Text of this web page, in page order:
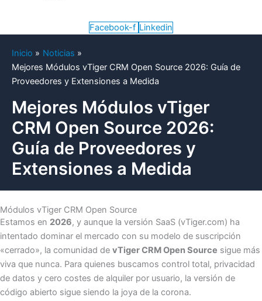
Facebook-f Linkedin
Inicio
Noticias
Mejores Módulos vTiger CRM Open Source 2026: Guía de
Proveedores y Extensiones a Medida
Mejores Módulos vTiger
CRM Open Source 2026:
Guía de Proveedores y
Extensiones a Medida
Módulos vTiger CRM Open Source
Estamos en 2026, y aunque la versión SaaS (vTiger.com) ha
intentado dominar el mercado con su modelo de suscripción
«cerrado», la comunidad de vTiger CRM Open Source sigue más
viva que nunca. Para quienes buscamos control total, privacidad
de datos y cero costes de alquiler por usuario, la versión de
código abierto sigue siendo la joya de la corona.